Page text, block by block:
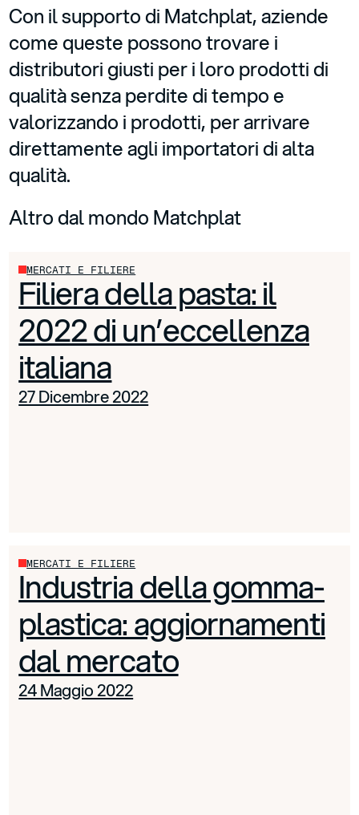
Con il supporto di Matchplat, aziende
come queste possono trovare i
distributori giusti per i loro prodotti di
qualità senza perdite di tempo e
valorizzando i prodotti, per arrivare
direttamente agli importatori di alta
qualità.
Altro dal mondo Matchplat
MERCATI E FILIERE
Filiera della pasta: il
2022 di un’eccellenza
italiana
27 Dicembre 2022
MERCATI E FILIERE
Industria della gomma-
plastica: aggiornamenti
dal mercato
24 Maggio 2022